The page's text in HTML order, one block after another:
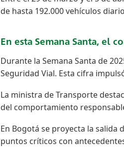
de hasta 192.000 vehículos
En esta Semana Santa, el
Durante la Semana Santa de
Seguridad Vial. Esta cifra
La ministra de Transporte
del comportamiento
En Bogotá se proyecta la salida
puntos críticos con